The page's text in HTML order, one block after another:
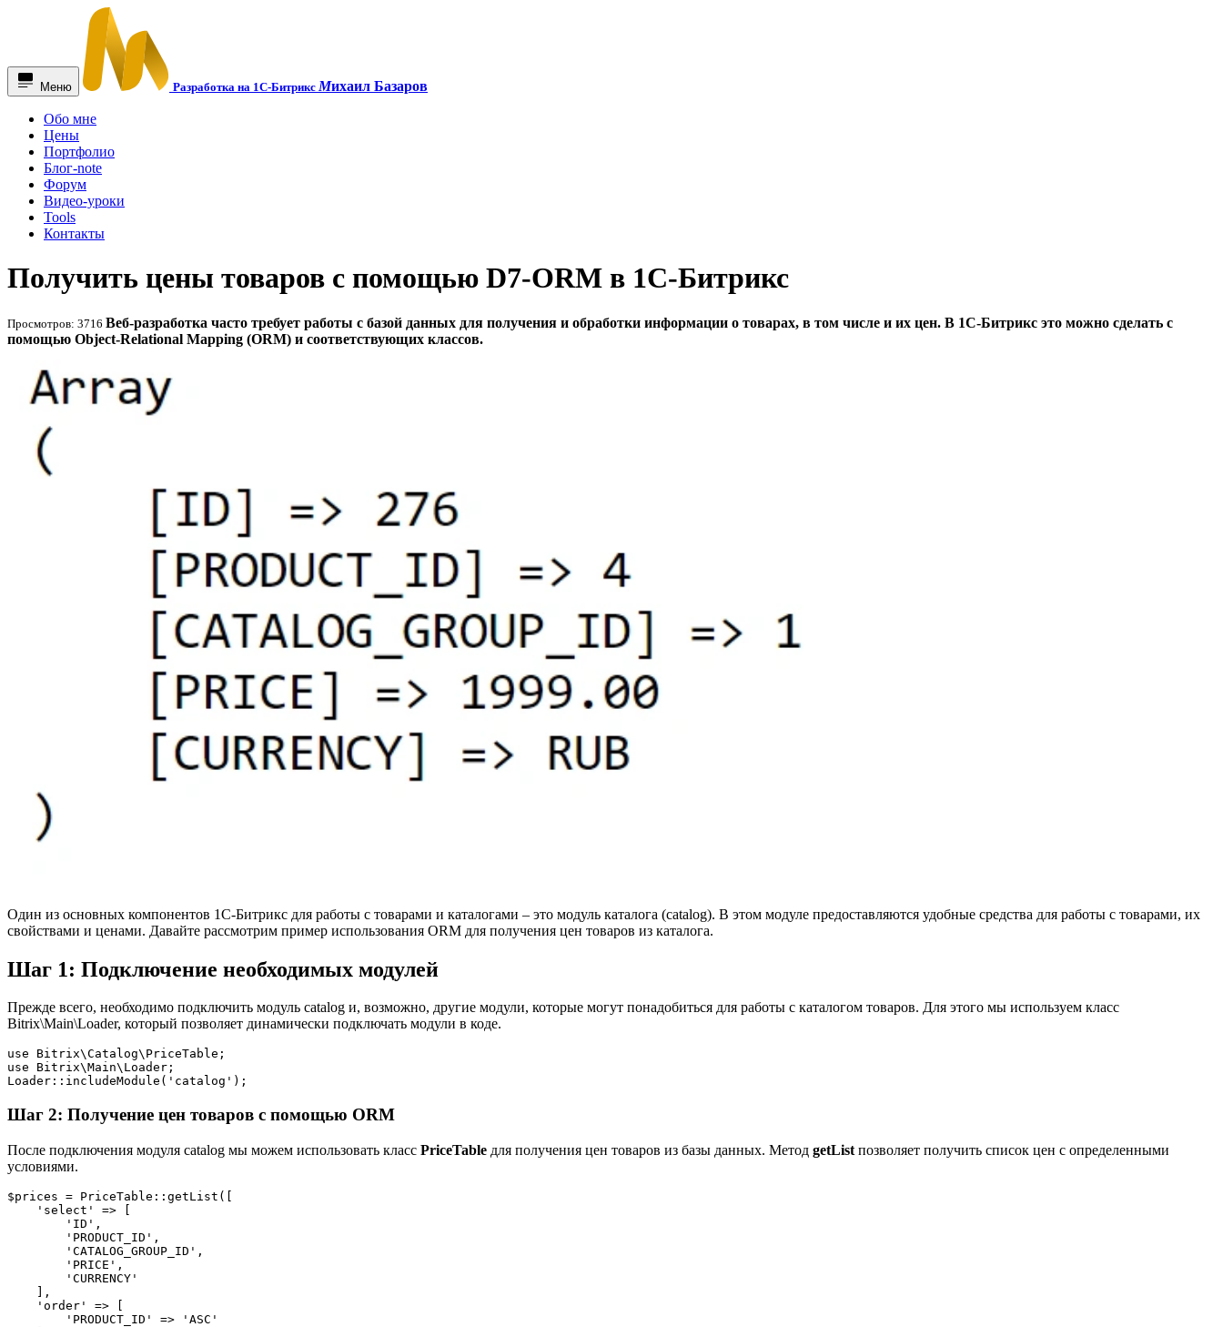
Меню Разработка на 1С-БитриксМихаил Базаров
Обо мне
Цены
Портфолио
Блог-note
Форум
Видео-уроки
Tools
Контакты
Получить цены товаров с помощью D7-ORM в 1С-Битрикс
Просмотров: 3716 Веб-разработка часто требует работы с базой данных для получения и обработки информации о товарах, в том числе и их цен. В 1С-Битрикс это можно сделать с
помощью Object-Relational Mapping (ORM) и соответствующих классов.
Один из основных компонентов 1С-Битрикс для работы с товарами и каталогами – это модуль каталога (catalog). В этом модуле предоставляются удобные средства для работы с товарами, их
свойствами и ценами. Давайте рассмотрим пример использования ORM для получения цен товаров из каталога.
Шаг 1: Подключение необходимых модулей
Прежде всего, необходимо подключить модуль catalog и, возможно, другие модули, которые могут понадобиться для работы с каталогом товаров. Для этого мы используем класс
Bitrix\Main\Loader, который позволяет динамически подключать модули в коде.
use Bitrix\Catalog\PriceTable;
use Bitrix\Main\Loader;
Loader::includeModule('catalog');
Шаг 2: Получение цен товаров с помощью ORM
После подключения модуля catalog мы можем использовать класс PriceTable для получения цен товаров из базы данных. Метод getList позволяет получить список цен с определенными
условиями.
$prices = PriceTable::getList([
    'select' => [
        'ID',
        'PRODUCT_ID',
        'CATALOG_GROUP_ID',
        'PRICE',
        'CURRENCY'
    ],
    'order' => [
        'PRODUCT_ID' => 'ASC'